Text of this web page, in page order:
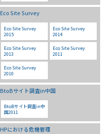
Eco Site Survey
Eco Site Survey
2015
Eco Site Survey
2014
Eco Site Survey
2013
Eco Site Survey
2011
Eco Site Survey
2010
BtoBサイト調査in中国
BtoBサイト調査in中
国2011
HPにおける危機管理